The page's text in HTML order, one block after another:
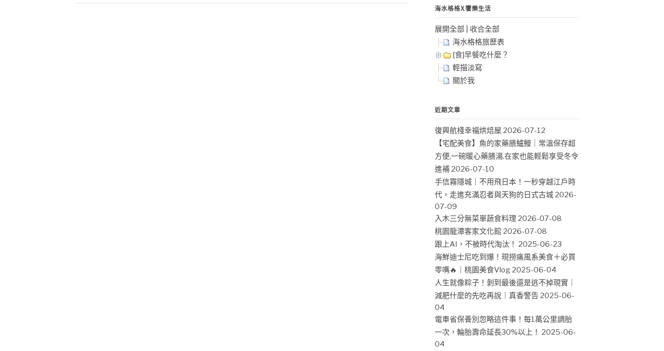
海水格格X饗樂生活
展開全部
收合全部
海水格格旅歷表
[食]早餐吃什麼？
輕描淡寫
關於我
近期文章
復興航棧幸福烘焙屋 2026-07-12
【宅配美食】魚的家藥膳鱸鰻｜常溫保存超
方便,一碗暖心藥膳湯,在家也能輕鬆享受冬令
進補 2026-07-10
手信霧隱城｜不用飛日本！一秒穿越江戶時
代，走進充滿忍者與天狗的日式古城 2026-
07-09
入木三分無菜單蔬食料理 2026-07-08
桃園龍潭客家文化館 2026-07-08
跟上AI，不被時代淘汰！ 2025-06-23
海鮮迪士尼吃到爆！現撈痛風系美食＋必買
零嘴🔥｜桃園美食Vlog 2025-06-04
人生就像粽子！剝到最後還是逃不掉現實｜
減肥什麼的先吃再說｜真香警告 2025-06-
04
電車省保養別忽略這件事！每1萬公里調胎
一次，輪胎壽命延長30%以上！ 2025-06-
04